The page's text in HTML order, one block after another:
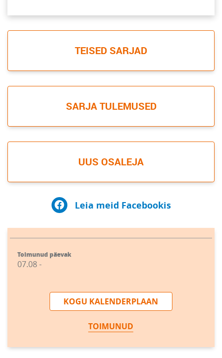
TEISED SARJAD
SARJA TULEMUSED
UUS OSALEJA
Leia meid Facebookis
Toimunud päevak
07.08 -
KOGU KALENDERPLAAN
TOIMUNUD